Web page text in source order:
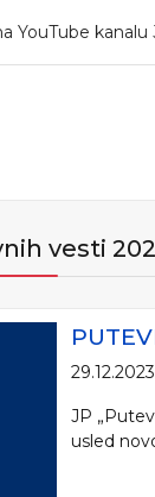
YouTube
vesti
JP
usled